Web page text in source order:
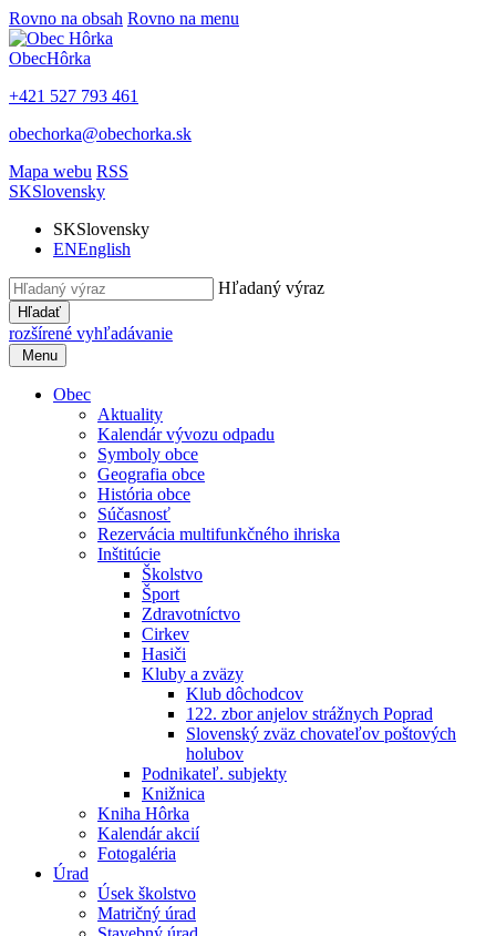
Rovno na obsah Rovno na menu
ObecHôrka
+421 527 793 461
obechorka@obechorka.sk
Mapa webu RSS
SKSlovensky
SKSlovensky
ENEnglish
Hľadaný výraz
Hľadať
rozšírené vyhľadávanie
Menu
Obec
Aktuality
Kalendár vývozu odpadu
Symboly obce
Geografia obce
História obce
Súčasnosť
Rezervácia multifunkčného ihriska
Inštitúcie
Školstvo
Šport
Zdravotníctvo
Cirkev
Hasiči
Kluby a zväzy
Klub dôchodcov
122. zbor anjelov strážnych Poprad
Slovenský zväz chovateľov poštových
holubov
Podnikateľ. subjekty
Knižnica
Kniha Hôrka
Kalendár akcií
Fotogaléria
Úrad
Úsek školstvo
Matričný úrad